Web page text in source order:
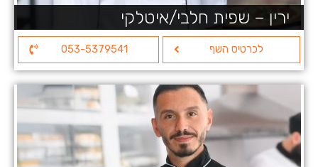
ירין – שפית חלבי/איטלקי
לכרטיס השף 053-5379541